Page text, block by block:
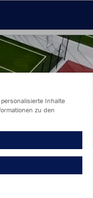
Inhalte
zu den